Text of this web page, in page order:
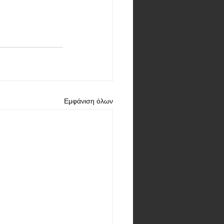
Εμφάνιση όλων